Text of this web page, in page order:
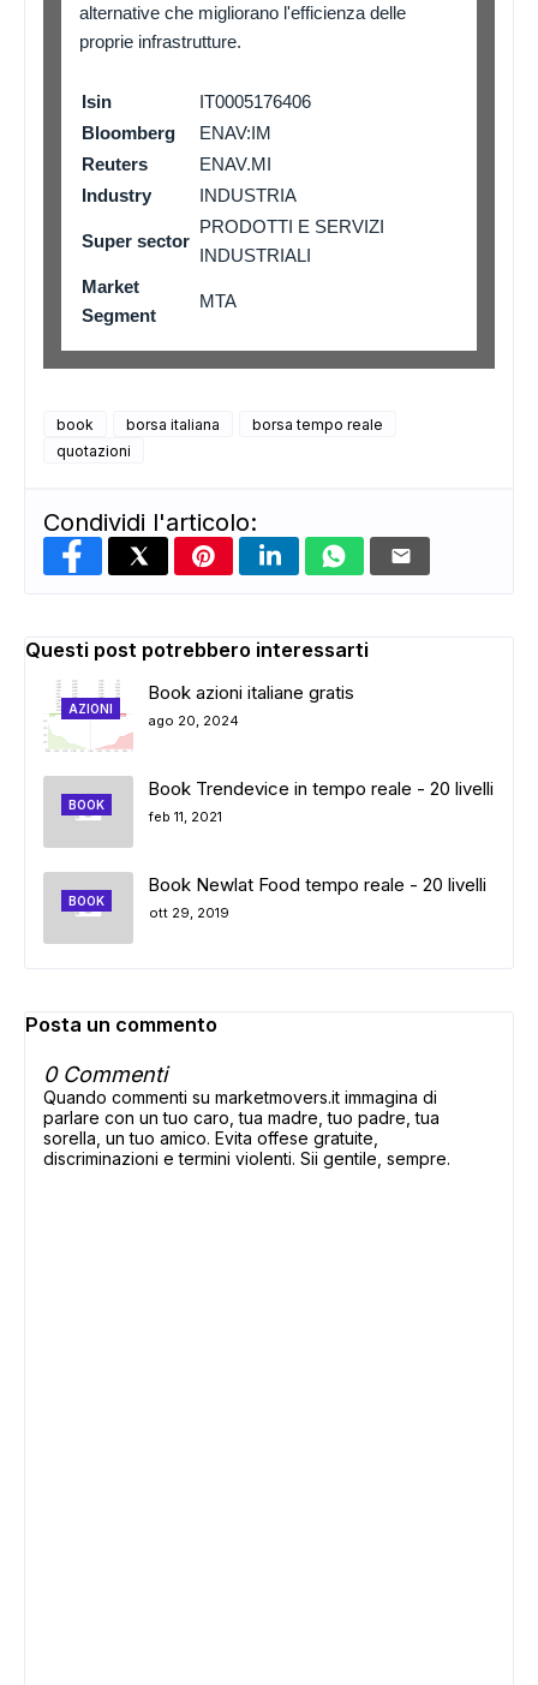
alternative che migliorano l'efficienza delle
proprie infrastrutture.
Isin
IT0005176406
Bloomberg
ENAV:IM
Reuters
ENAV.MI
Industry
INDUSTRIA
Super sector
PRODOTTI E SERVIZI
INDUSTRIALI
Market
Segment
MTA
book borsa italiana
borsa tempo reale
quotazioni
Condividi l'articolo:
Questi post potrebbero interessarti
AZIONI
Book azioni italiane gratis
ago 20, 2024
BOOK
Book Trendevice in tempo reale - 20 livelli
feb 11, 2021
BOOK
Book Newlat Food tempo reale - 20 livelli
ott 29, 2019
Posta un commento
0 Commenti
Quando commenti su marketmovers.it immagina di
parlare con un tuo caro, tua madre, tuo padre, tua
sorella, un tuo amico. Evita offese gratuite,
discriminazioni e termini violenti. Sii gentile, sempre.